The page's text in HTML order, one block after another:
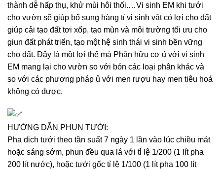
thành dễ hấp thụ, khử mùi hôi thối.…Vi sinh EM khi tưới
cho vườn sẽ giúp bổ sung hàng tỉ vi sinh vật có lợi cho đất
giúp cải tạo đất tơi xốp, tạo mùn và môi trường tối ưu cho
giun đất phát triển, tạo một hệ sinh thái vi sinh bền vững
cho đất. Đây là một lợi thế mà Phân hữu cơ ủ với vi sinh
EM mang lại cho vườn so với bón các loại phân khác và
so với các phương pháp ủ với men rượu hay men tiêu hoá
không có được.
HƯỚNG DẪN PHUN TƯỚI:
Pha dịch tưới theo tần suất 7 ngày 1 lần vào lúc chiều mát
hoặc sáng sớm, phun đều qua lá với tỉ lệ 1/200 (1 lít pha
200 lít nước), hoặc tưới gốc tỉ lệ 1/100 (1 lít pha 100 lít